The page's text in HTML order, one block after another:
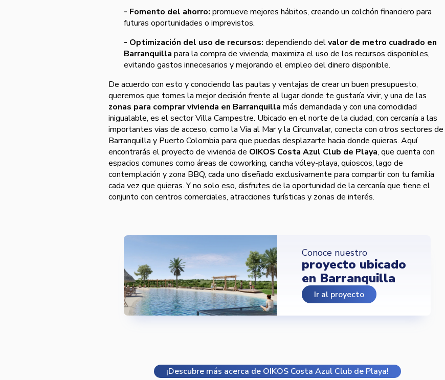
- Fomento del ahorro: promueve mejores hábitos, creando un colchón financiero para
futuras oportunidades o imprevistos.
- Optimización del uso de recursos: dependiendo delvalor de metro cuadrado en
Barranquilla para la compra de vivienda, maximiza el uso de los recursos disponibles,
evitando gastos innecesarios y mejorando el empleo del dinero disponible.
De acuerdo con esto y conociendo las pautas y ventajas de crear un buen presupuesto,
queremos que tomes la mejor decisión frente al lugar donde te gustaría vivir, y una de las
zonas para comprar vivienda en Barranquilla más demandada y con una comodidad
inigualable, es el sector Villa Campestre. Ubicado en el norte de la ciudad, con cercanía a las
importantes vías de acceso, como la Vía al Mar y la Circunvalar, conecta con otros sectores de
Barranquilla y Puerto Colombia para que puedas desplazarte hacia donde quieras. Aquí
encontrarás el proyecto de vivienda de OIKOS Costa Azul Club de Playa, que cuenta con
espacios comunes como áreas de coworking, cancha vóley-playa, quioscos, lago de
contemplación y zona BBQ, cada uno diseñado exclusivamente para compartir con tu familia
cada vez que quieras. Y no solo eso, disfrutes de la oportunidad de la cercanía que tiene el
conjunto con centros comerciales, atracciones turísticas y zonas de interés.
Conoce nuestro
proyecto ubicado
en Barranquilla
Ir al proyecto
¡Descubre más acerca de OIKOS Costa Azul Club de Playa!